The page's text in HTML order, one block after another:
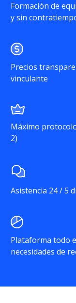
Formación de
y sin
Precios
vinculante
Máximo
2)
Asistencia 24 / 5
Plataforma todo
necesidades de